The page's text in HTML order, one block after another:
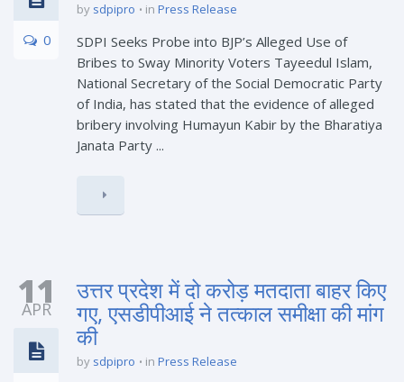
0
by sdpipro in Press Release
SDPI Seeks Probe into BJP’s Alleged Use of
Bribes to Sway Minority Voters Tayeedul Islam,
National Secretary of the Social Democratic Party
of India, has stated that the evidence of alleged
bribery involving Humayun Kabir by the Bharatiya
Janata Party ...
11
APR
उत्तर प्रदेश में दो करोड़ मतदाता बाहर किए
गए, एसडीपीआई ने तत्काल समीक्षा की मांग
की
by sdpipro in Press Release